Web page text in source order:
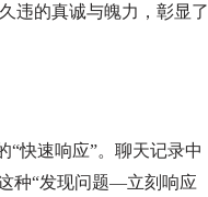
违的真诚与魄力，彰显了
“快速响应”。聊天记录中
种“发现问题—立刻响应